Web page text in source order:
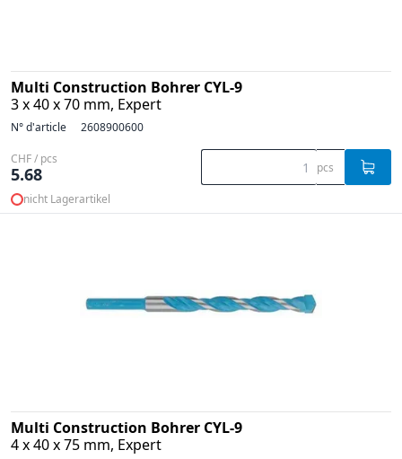
Multi Construction Bohrer CYL-9
3 x 40 x 70 mm, Expert
N° d'article 2608900600
CHF / pcs
5.68 pcs
nicht Lagerartikel
Multi Construction Bohrer CYL-9
4 x 40 x 75 mm, Expert